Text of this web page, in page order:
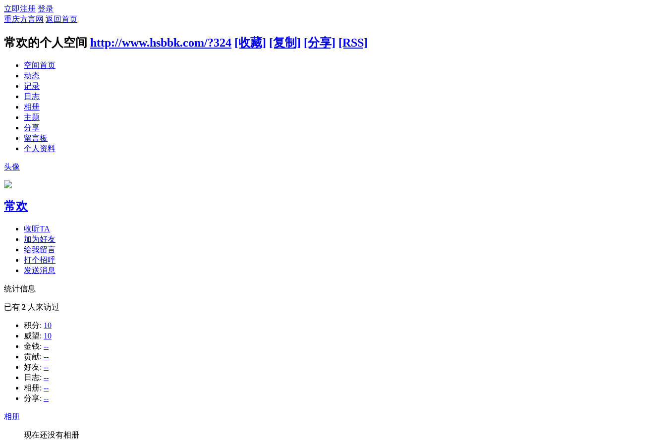
立即注册 登录
重庆方言网 返回首页
常欢的个人空间 http://www.hsbbk.com/?324 [收藏] [复制] [分享] [RSS]
空间首页
动态
记录
日志
相册
主题
分享
留言板
个人资料
头像
常欢
收听TA
加为好友
给我留言
打个招呼
发送消息
统计信息
已有 2 人来访过
积分: 10
威望: 10
金钱: --
贡献: --
好友: --
日志: --
相册: --
分享: --
相册
现在还没有相册